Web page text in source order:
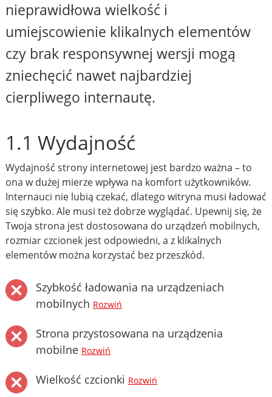
nieprawidłowa wielkość i
umiejscowienie klikalnych elementów
czy brak responsywnej wersji mogą
zniechęcić nawet najbardziej
cierpliwego internautę.
1.1 Wydajność
Wydajność strony internetowej jest bardzo ważna – to
ona w dużej mierze wpływa na komfort użytkowników.
Internauci nie lubią czekać, dlatego witryna musi ładować
się szybko. Ale musi też dobrze wyglądać. Upewnij się, że
Twoja strona jest dostosowana do urządzeń mobilnych,
rozmiar czcionek jest odpowiedni, a z klikalnych
elementów można korzystać bez przeszkód.
Szybkość ładowania na urządzeniach
mobilnych Rozwiń
Strona przystosowana na urządzenia
mobilne Rozwiń
Wielkość czcionki Rozwiń